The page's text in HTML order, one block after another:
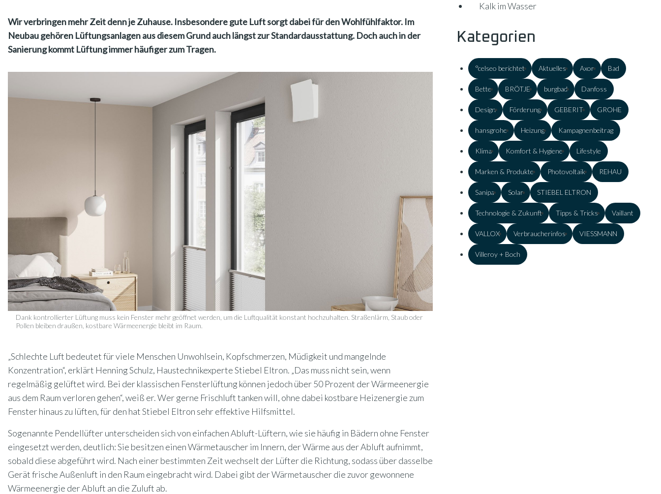
Wir verbringen mehr Zeit denn je Zuhause. Insbesondere gute Luft sorgt dabei für den Wohlfühlfaktor. Im
Neubau gehören Lüftungsanlagen aus diesem Grund auch längst zur Standardausstattung. Doch auch in der
Sanierung kommt Lüftung immer häufiger zum Tragen.
Dank kontrollierter Lüftung muss kein Fenster mehr geöffnet werden, um die Luftqualität konstant hochzuhalten. Straßenlärm, Staub oder
Pollen bleiben draußen, kostbare Wärmeenergie bleibt im Raum.
„Schlechte Luft bedeutet für viele Menschen Unwohlsein, Kopfschmerzen, Müdigkeit und mangelnde
Konzentration“, erklärt Henning Schulz, Haustechnikexperte Stiebel Eltron. „Das muss nicht sein, wenn
regelmäßig gelüftet wird. Bei der klassischen Fensterlüftung können jedoch über 50 Prozent der Wärmeenergie
aus dem Raum verloren gehen“, weiß er. Wer gerne Frischluft tanken will, ohne dabei kostbare Heizenergie zum
Fenster hinaus zu lüften, für den hat Stiebel Eltron sehr effektive Hilfsmittel.
Sogenannte Pendellüfter unterscheiden sich von einfachen Abluft-Lüftern, wie sie häufig in Bädern ohne Fenster
eingesetzt werden, deutlich: Sie besitzen einen Wärmetauscher im Innern, der Wärme aus der Abluft aufnimmt,
sobald diese abgeführt wird. Nach einer bestimmten Zeit wechselt der Lüfter die Richtung, sodass über dasselbe
Gerät frische Außenluft in den Raum eingebracht wird. Dabei gibt der Wärmetauscher die zuvor gewonnene
Wärmeenergie der Abluft an die Zuluft ab.
Kalk im Wasser
Kategorien
°celseo berichtet Aktuelles Axor Bad
Bette BRÖTJE burgbad Danfoss
Design Förderung GEBERIT GROHE
hansgrohe Heizung Kampagnenbeitrag
Klima Komfort & Hygiene Lifestyle
Marken & Produkte Photovoltaik REHAU
Sanipa Solar STIEBEL ELTRON
Technologie & Zukunft Tipps & Tricks Vaillant
VALLOX Verbraucherinfos VIESSMANN
Villeroy + Boch